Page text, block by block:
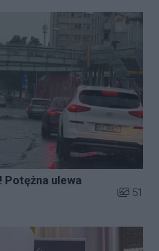
Potężna ulewa
Liczba
51